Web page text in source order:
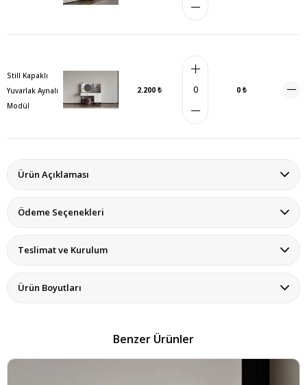
Still Kapaklı
Yuvarlak Aynalı
Modül
2.200 ₺ 0 ₺
Ürün Açıklaması
Ödeme Seçenekleri
Teslimat ve Kurulum
Ürün Boyutları
Benzer Ürünler